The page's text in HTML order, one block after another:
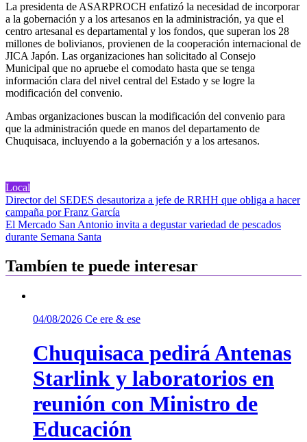
La presidenta de ASARPROCH enfatizó la necesidad de incorporar
a la gobernación y a los artesanos en la administración, ya que el
centro artesanal es departamental y los fondos, que superan los 28
millones de bolivianos, provienen de la cooperación internacional de
JICA Japón. Las organizaciones han solicitado al Consejo
Municipal que no apruebe el comodato hasta que se tenga
información clara del nivel central del Estado y se logre la
modificación del convenio.
Ambas organizaciones buscan la modificación del convenio para
que la administración quede en manos del departamento de
Chuquisaca, incluyendo a la gobernación y a los artesanos.
Local
Navegación
de
entradas
Director del SEDES desautoriza a jefe de RRHH que obliga a hacer
campaña por Franz García
El Mercado San Antonio invita a degustar variedad de pescados
durante Semana Santa
Tambíen te puede interesar
04/08/2026 Ce ere & ese
Chuquisaca pedirá Antenas
Starlink y laboratorios en
reunión con Ministro de
Educación